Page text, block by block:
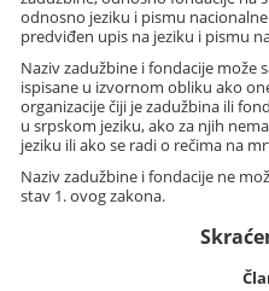
odnosno jeziku i pismu
predviđen upis na jeziku i pismu
Naziv zadužbine i fondacije može
ispisane u izvornom obliku ako
organizacije čiji je zadužbina ili
u srpskom jeziku, ako za njih
jeziku ili ako se radi o rečima na
Naziv zadužbine i fondacije ne
stav 1. ovog zakona.